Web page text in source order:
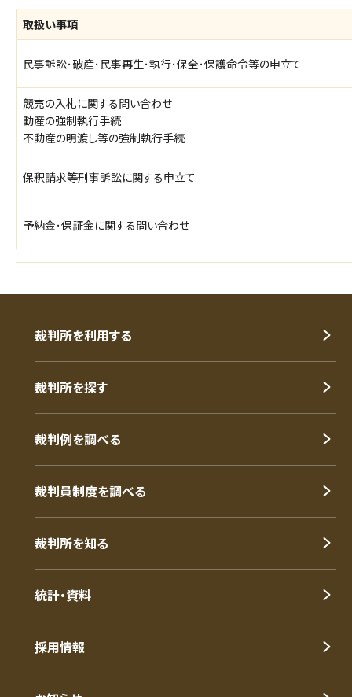
取扱い事項
民事訴訟･破産･民事再生･執行･保全･保護命令等の申立て
競売の入札に関する問い合わせ
動産の強制執行手続
不動産の明渡し等の強制執行手続
保釈請求等刑事訴訟に関する申立て
予納金･保証金に関する問い合わせ
裁判所を利用する
裁判所を探す
裁判例を調べる
裁判員制度を調べる
裁判所を知る
統計・資料
採用情報